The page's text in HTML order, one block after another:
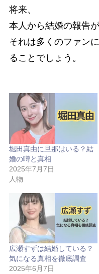
将来、
本人から結婚の報告が
それは多くのファン
ることでしょう。
堀田真由に旦那はいる？結
婚の噂と真相
2025年7月7日
人物
広瀬すずは結婚している？
気になる真相を徹底調査
2025年6月7日